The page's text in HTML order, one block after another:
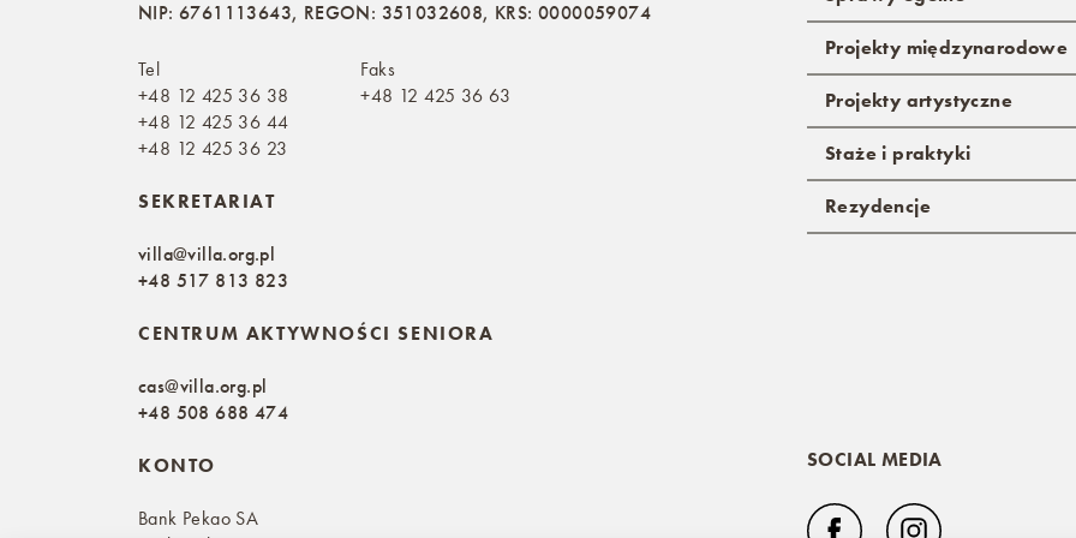
NIP: 6761113643, REGON: 351032608, KRS: 0000059074
Tel
+48 12 425 36 38
+48 12 425 36 44
+48 12 425 36 23
Faks
+48 12 425 36 63
SEKRETARIAT
villa@villa.org.pl
+48 517 813 823
CENTRUM AKTYWNOŚCI SENIORA
cas@villa.org.pl
+48 508 688 474
KONTO
Bank Pekao SA
Projekty międzynarodowe
Projekty artystyczne
Staże i praktyki
Rezydencje
SOCIAL MEDIA